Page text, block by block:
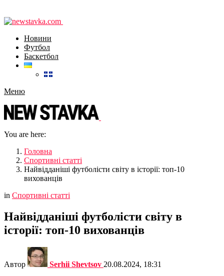
Новини
Футбол
Баскетбол
Меню
You are here:
Головна
Спортивні статті
Найвідданіші футболісти світу в історії: топ-10
вихованців
in Спортивні статті
Найвідданіші футболісти світу в
історії: топ-10 вихованців
Автор Serhii Shevtsov 20.08.2024, 18:31